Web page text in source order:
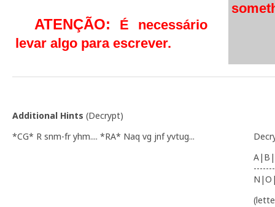
ATENÇÃO:
É necessário
levar algo para escrever.
Additional Hints (Decrypt)
*CG* R snm-fr yhm.... *RA* Naq vg jnf yvtug...